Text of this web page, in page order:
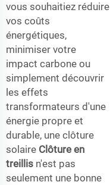
vous souhaitiez réduire
vos coûts
énergétiques,
minimiser votre
impact carbone ou
simplement découvrir
les effets
transformateurs d'une
énergie propre et
durable, une clôture
solaire Clôture en
treillis n'est pas
seulement une bonne